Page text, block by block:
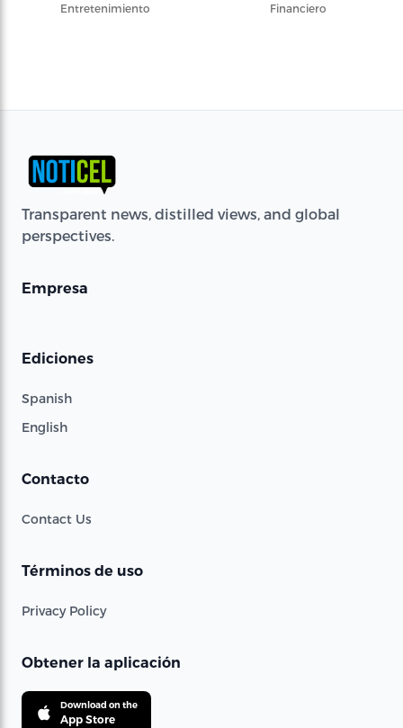
Entretenimiento
Financiero
Transparent news, distilled views, and global
perspectives.
Empresa
Ediciones
Spanish
English
Contacto
Contact Us
Términos de uso
Privacy Policy
Obtener la aplicación
Download on the
App Store